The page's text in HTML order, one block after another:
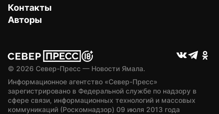
Контакты
Авторы
© 2026 Север-Пресс — Новости Ямала.
Информационное агентство «Север-Пресс»
зарегистрировано в Федеральной службе по надзору в
сфере связи, информационных технологий и массовых
коммуникаций (Роскомнадзор) 09 июля 2013 года